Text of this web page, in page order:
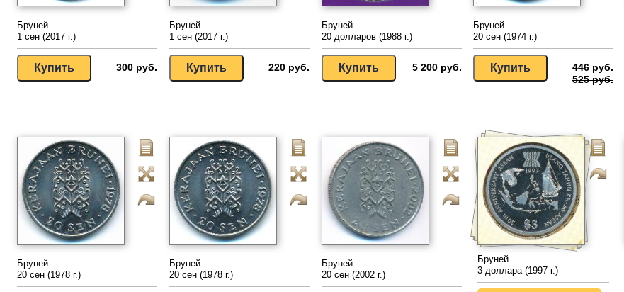
Бруней
1 сен (2017 г.)
300 руб.
Бруней
1 сен (2017 г.)
220 руб.
Бруней
20 долларов (1988 г.)
5 200 руб.
Бруней
20 сен (1974 г.)
446 руб.
525 руб.
Бруней
20 сен (1978 г.)
Бруней
20 сен (1978 г.)
Бруней
20 сен (2002 г.)
Бруней
3 доллара (1997 г.)